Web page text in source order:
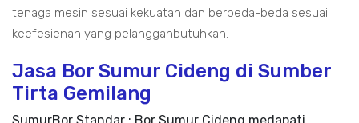
tenaga mesin sesuai kekuatan dan berbeda-beda sesuai
keefesienan yang pelangganbutuhkan.
Jasa Bor Sumur Cideng di Sumber
Tirta Gemilang